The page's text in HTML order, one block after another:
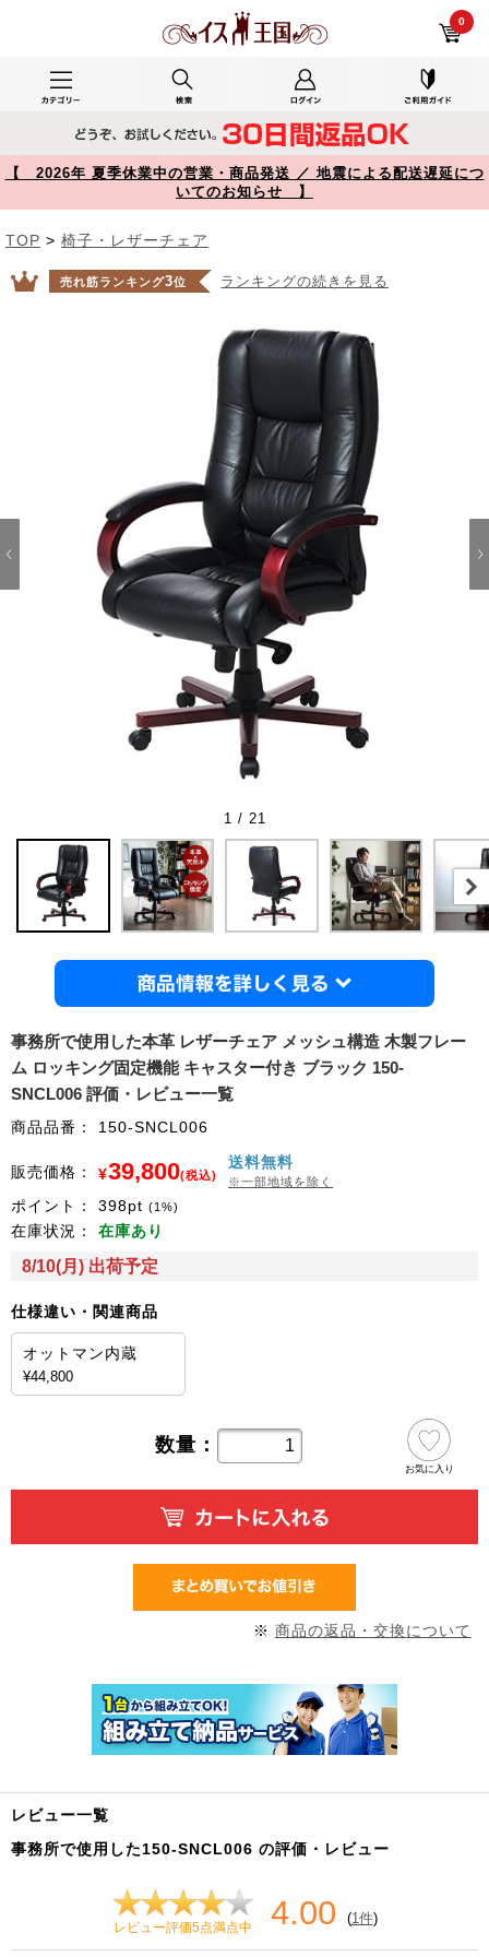
0
【 2026年 夏季休業中の営業・商品発送 ／ 地震による配送遅延につ
いてのお知らせ 】
TOP > 椅子・レザーチェア
売れ筋ランキング3位 ランキングの続きを見る
1 / 21
事務所で使用した本革 レザーチェア メッシュ構造 木製フレー
ム ロッキング固定機能 キャスター付き ブラック 150-
SNCL006 評価・レビュー一覧
商品品番： 150-SNCL006
販売価格： ¥39,800(税込)
送料無料
※一部地域を除く
ポイント： 398pt (1%)
在庫状況： 在庫あり
8/10(月) 出荷予定
仕様違い・関連商品
オットマン内蔵
¥44,800
数量：
お気に入り
※ 商品の返品・交換について
レビュー一覧
事務所で使用した150-SNCL006 の評価・レビュー
レビュー評価5点満点中 4.00 (1件)